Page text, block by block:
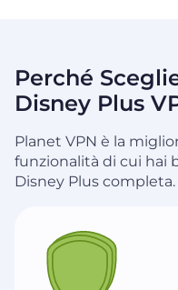
Perché
Disney Plus
Planet VPN è la
funzionalità di cui hai
Disney Plus completa.